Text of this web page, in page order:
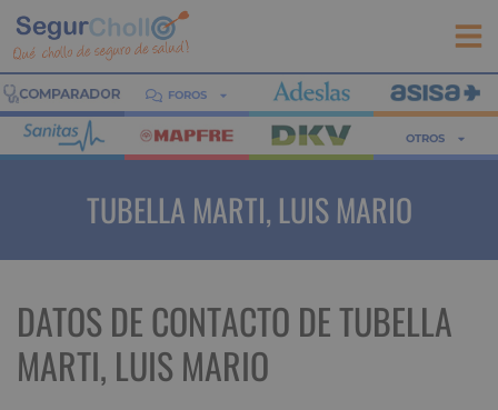
FOROS
OTROS
TUBELLA MARTI, LUIS MARIO
DATOS DE CONTACTO DE TUBELLA
MARTI, LUIS MARIO